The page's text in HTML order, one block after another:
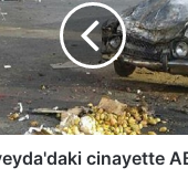
cinayette